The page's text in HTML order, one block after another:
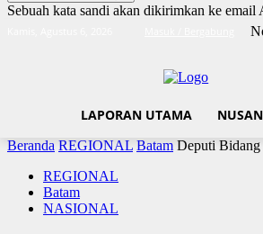
Sebuah kata sandi akan dikirimkan ke email
LAPORAN UTAMA
Beranda REGIONAL Batam Deputi
REGIONAL
Batam
NASIONAL